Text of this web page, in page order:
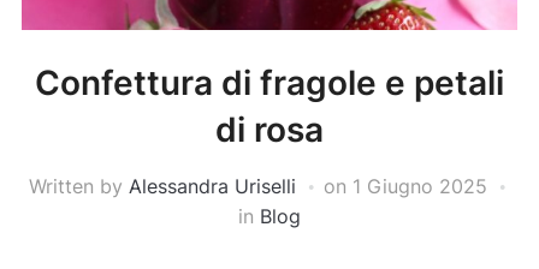
Confettura di fragole e petali
di rosa
Written by Alessandra Uriselli on 1 Giugno 2025
in Blog